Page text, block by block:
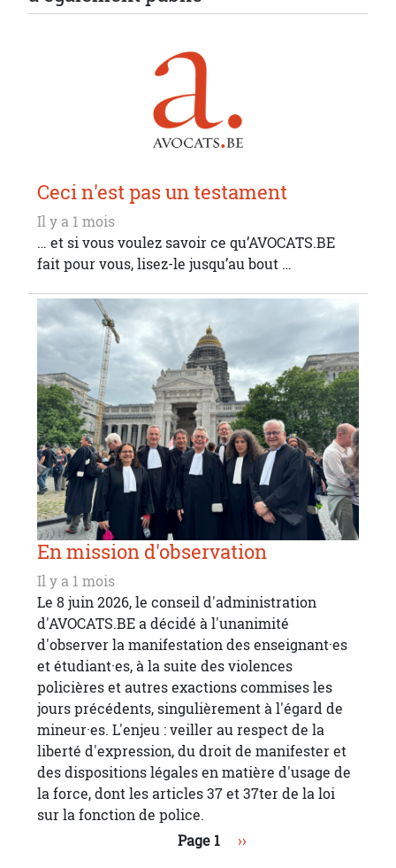
Ceci n'est pas un testament
Il y a 1 mois
… et si vous voulez savoir ce qu’AVOCATS.BE
fait pour vous, lisez-le jusqu’au bout …
En mission d'observation
Il y a 1 mois
Le 8 juin 2026, le conseil d'administration
d'AVOCATS.BE a décidé à l'unanimité
d'observer la manifestation des enseignant·es
et étudiant·es, à la suite des violences
policières et autres exactions commises les
jours précédents, singulièrement à l'égard de
mineur·es. L'enjeu : veiller au respect de la
liberté d'expression, du droit de manifester et
des dispositions légales en matière d'usage de
la force, dont les articles 37 et 37ter de la loi
sur la fonction de police.
Page 1 Page suivante
››